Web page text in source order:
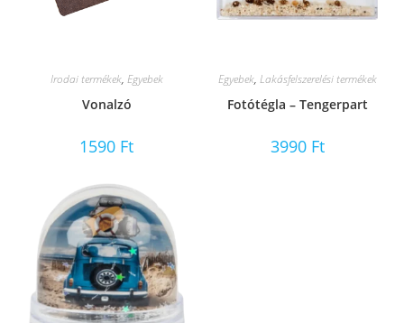
Irodai termékek, Egyebek
Vonalzó
1590 Ft
Egyebek, Lakásfelszerelési termékek
Fotótégla – Tengerpart
3990 Ft